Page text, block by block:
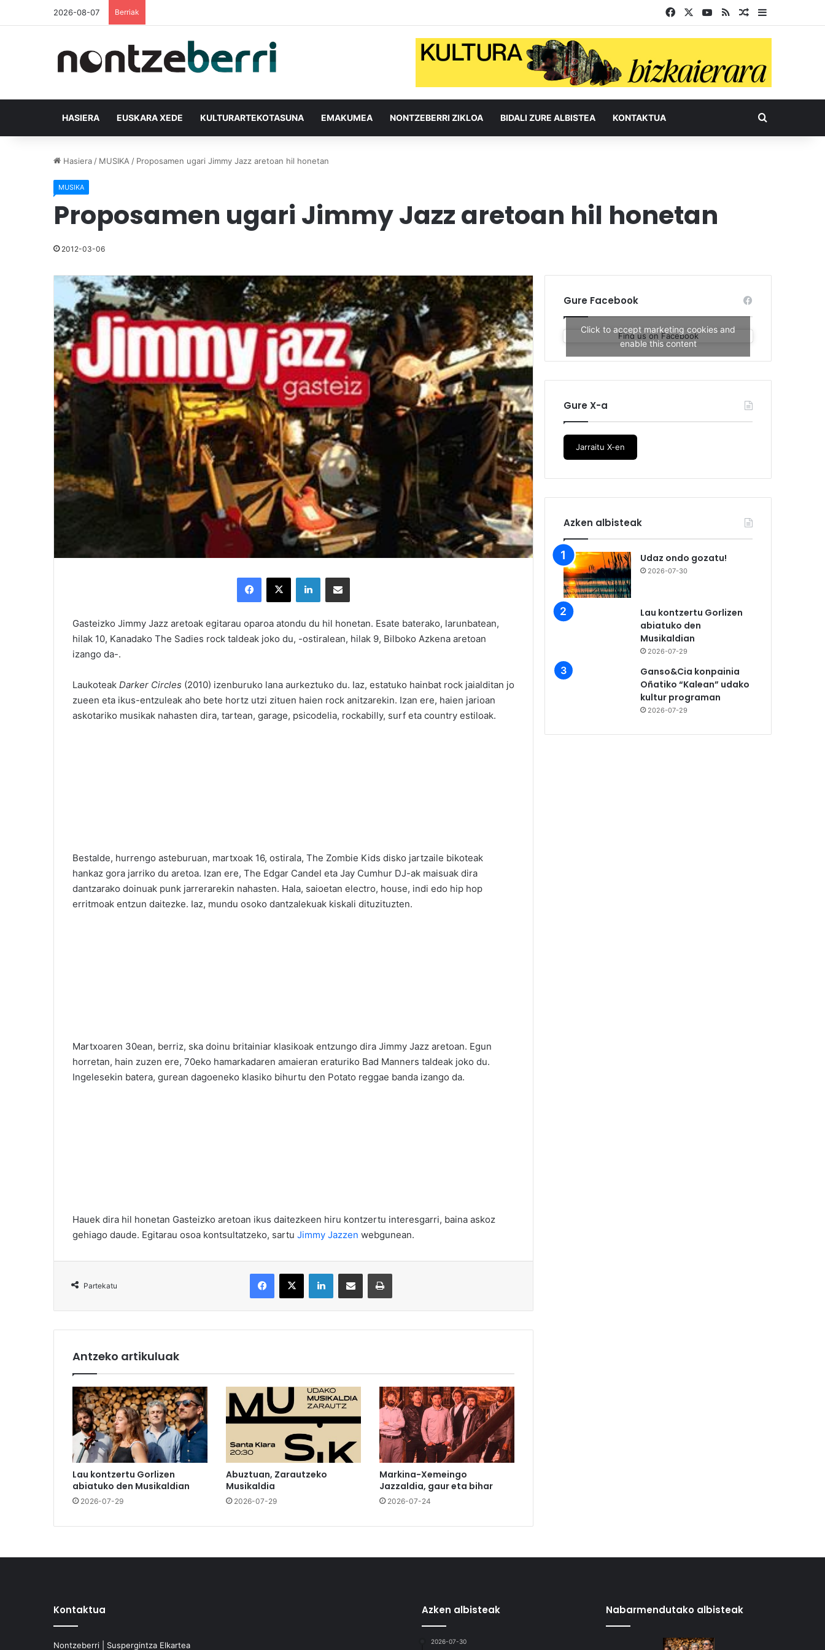
2026-08-07 Berriak Facebook YouTube
RSS Ausazko
HASIERA EUSKARA XEDE KULTURARTEKOTASUNA EMAKUMEA NONTZEBERRI ZIKLOA BIDALI ZURE ALBISTEA KONTAKTUA Bilatu
Hasiera / MUSIKA / Proposamen ugari Jimmy Jazz aretoan hil honetan
MUSIKA
Proposamen ugari Jimmy Jazz aretoan hil honetan
2012-03-06
Gasteizko Jimmy Jazz aretoak egitarau oparoa atondu du hil honetan. Esate baterako, larunbatean,
hilak 10, Kanadako The Sadies rock taldeak joko du, -ostiralean, hilak 9, Bilboko Azkena aretoan
izango da-.
Laukoteak Darker Circles (2010) izenburuko lana aurkeztuko du. Iaz, estatuko hainbat rock jaialditan jo
zueen eta ikus-entzuleak aho bete hortz utzi zituen haien rock anitzarekin. Izan ere, haien jarioan
askotariko musikak nahasten dira, tartean, garage, psicodelia, rockabilly, surf eta country estiloak.
Bestalde, hurrengo asteburuan, martxoak 16, ostirala, The Zombie Kids disko jartzaile bikoteak
hankaz gora jarriko du aretoa. Izan ere, The Edgar Candel eta Jay Cumhur DJ-ak maisuak dira
dantzarako doinuak punk jarrerarekin nahasten. Hala, saioetan electro, house, indi edo hip hop
erritmoak entzun daitezke. Iaz, mundu osoko dantzalekuak kiskali dituzituzten.
Martxoaren 30ean, berriz, ska doinu britainiar klasikoak entzungo dira Jimmy Jazz aretoan. Egun
horretan, hain zuzen ere, 70eko hamarkadaren amaieran eraturiko Bad Manners taldeak joko du.
Ingelesekin batera, gurean dagoeneko klasiko bihurtu den Potato reggae banda izango da.
Hauek dira hil honetan Gasteizko aretoan ikus daitezkeen hiru kontzertu interesgarri, baina askoz
gehiago daude. Egitarau osoa kontsultatzeko, sartu Jimmy Jazzen webgunean.
Partekatu
Antzeko artikuluak
Lau kontzertu Gorlizen
abiatuko den Musikaldian
2026-07-29
Abuztuan, Zarautzeko
Musikaldia
2026-07-29
Markina-Xemeingo
Jazzaldia, gaur eta bihar
2026-07-24
Gure Facebook
Find us on Facebook
Click to accept marketing cookies and
enable this content
Gure X-a
Jarraitu X-en
Azken albisteak
Udaz ondo gozatu!
2026-07-30
Lau kontzertu Gorlizen
abiatuko den
Musikaldian
2026-07-29
Ganso&Cia konpainia
Oñatiko “Kalean” udako
kultur programan
2026-07-29
Kontaktua
Nontzeberri | Suspergintza Elkartea
Azken albisteak
2026-07-30
Nabarmendutako albisteak